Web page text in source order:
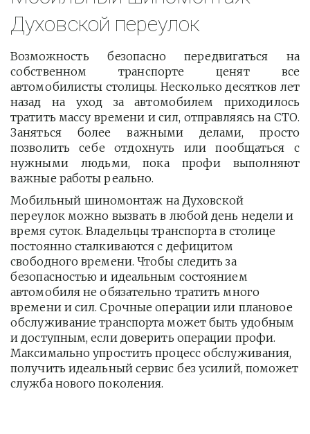
Духовской переулок
Возможность безопасно передвигаться на
собственном транспорте ценят все
автомобилисты столицы. Несколько десятков лет
назад на уход за автомобилем приходилось
тратить массу времени и сил, отправляясь на СТО.
Заняться более важными делами, просто
позволить себе отдохнуть или пообщаться с
нужными людьми, пока профи выполняют
важные работы реально.
Мобильный шиномонтаж на Духовской
переулок можно вызвать в любой день недели и
время суток. Владельцы транспорта в столице
постоянно сталкиваются с дефицитом
свободного времени. Чтобы следить за
безопасностью и идеальным состоянием
автомобиля не обязательно тратить много
времени и сил. Срочные операции или плановое
обслуживание транспорта может быть удобным
и доступным, если доверить операции профи.
Максимально упростить процесс обслуживания,
получить идеальный сервис без усилий, поможет
служба нового поколения.